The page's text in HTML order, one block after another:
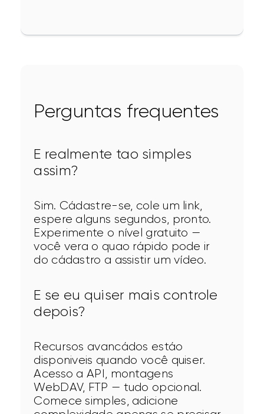
Perguntas frequentes
E realmente tao simples
assim?
Sim. Cádastre-se, cole um link,
espere alguns segundos, pronto.
Experimente o nível gratuito —
você vera o quao rápido pode ir
do cádastro a assistir um vídeo.
E se eu quiser mais controle
depois?
Recursos avancádos estáo
disponiveis quando você quiser.
Acesso a API, montagens
WebDAV, FTP — tudo opcional.
Comece simples, adicione